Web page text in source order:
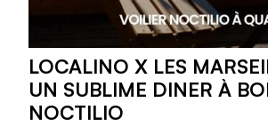
LOCALINO X LES
UN SUBLIME DINER À
NOCTILIO